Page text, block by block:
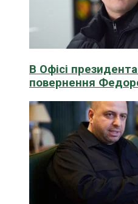
В Офісі
повернення